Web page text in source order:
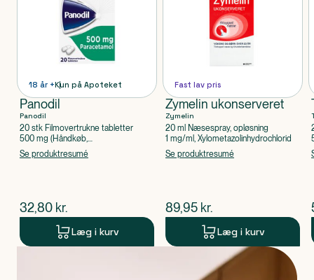
18 år +Kun på Apoteket
Panodil
Panodil
20 stk Filmovertrukne tabletter
500 mg (Håndkøb,
apoteksforbeholdt), Paracetamol
Se produktresumé
$nuværende pris
32,80 kr.
Læg i kurv
Fast lav pris
Zymelin ukonserveret
Zymelin
20 ml Næsespray, opløsning
1 mg/ml, Xylometazolinhydrochlorid
Se produktresumé
$nuværende pris
89,95 kr.
Læg i kurv